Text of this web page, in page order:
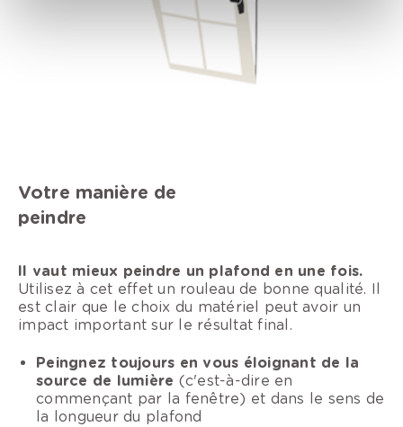
Votre manière de
peindre
Il vaut mieux peindre un plafond en une fois.
Utilisez à cet effet un rouleau de bonne qualité. Il
est clair que le choix du matériel peut avoir un
impact important sur le résultat final.
Peingnez toujours en vous éloignant de la
source de lumière (c'est-à-dire en
commençant par la fenêtre) et dans le sens de
la longueur du plafond